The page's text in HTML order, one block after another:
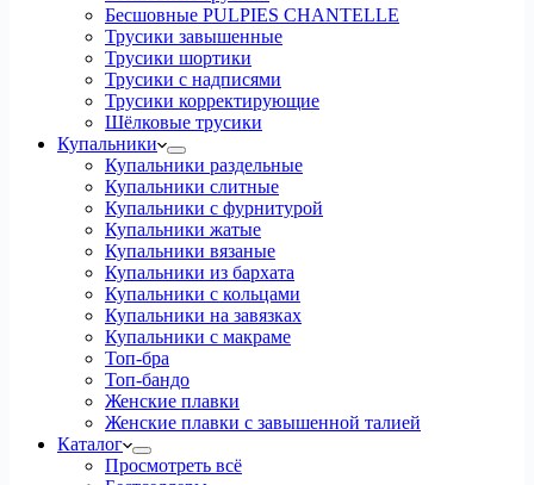
Бесшовные PULPIES CHANTELLE
Трусики завышенные
Трусики шортики
Трусики с надписями
Трусики корректирующие
Шёлковые трусики
Купальники
Купальники раздельные
Купальники слитные
Купальники с фурнитурой
Купальники жатые
Купальники вязаные
Купальники из бархата
Купальники с кольцами
Купальники на завязках
Купальники с макраме
Топ-бра
Топ-бандо
Женские плавки
Женские плавки с завышенной талией
Каталог
Просмотреть всё